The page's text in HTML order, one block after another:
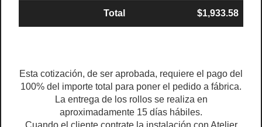
Total $1,933.58
Esta cotización, de ser aprobada, requiere el pago del
100% del importe total para poner el pedido a fábrica.
La entrega de los rollos se realiza en
aproximadamente 15 días hábiles.
Cuando el cliente contrate la instalación con Atelier